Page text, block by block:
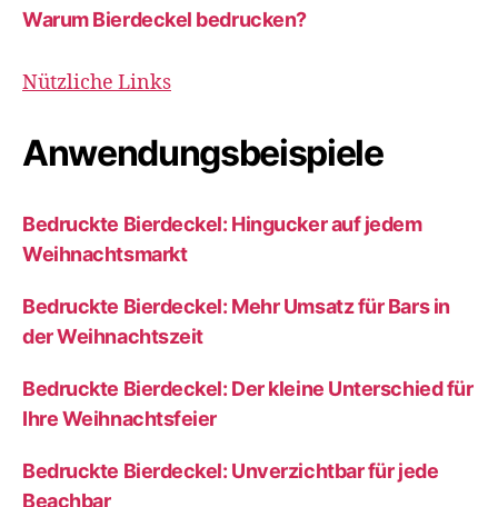
Warum Bierdeckel bedrucken?
Nützliche Links
Anwendungsbeispiele
Bedruckte Bierdeckel: Hingucker auf jedem
Weihnachtsmarkt
Bedruckte Bierdeckel: Mehr Umsatz für Bars in
der Weihnachtszeit
Bedruckte Bierdeckel: Der kleine Unterschied für
Ihre Weihnachtsfeier
Bedruckte Bierdeckel: Unverzichtbar für jede
Beachbar